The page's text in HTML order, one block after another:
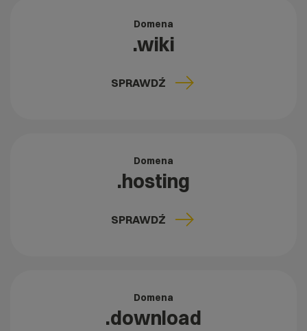
Domena
.wiki
SPRAWDŹ
Domena
.hosting
SPRAWDŹ
Domena
.download